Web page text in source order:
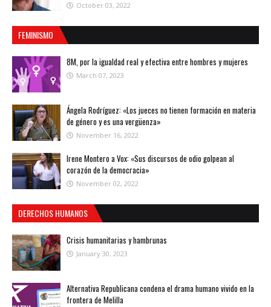
October 03, 2022
FEMINISMO
8M, por la igualdad real y efectiva entre hombres y mujeres
March 07, 2023
Ángela Rodríguez: «Los jueces no tienen formación en materia
de género y es una vergüenza»
November 16, 2022
Irene Montero a Vox: «Sus discursos de odio golpean al
corazón de la democracia»
November 02, 2022
DERECHOS HUMANOS
Crisis humanitarias y hambrunas
January 30, 2023
Alternativa Republicana condena el drama humano vivido en la
frontera de Melilla